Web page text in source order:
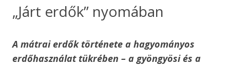
„Járt erdők” nyomában
A mátrai erdők története a hagyományos
erdőhasználat tükrében – a gyöngyösi és a